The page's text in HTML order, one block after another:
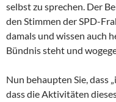
selbst zu sprechen. Der
den Stimmen der SPD-
damals und wissen auch
Bündnis steht und
Nun behaupten Sie, dass
dass die Aktivitäten